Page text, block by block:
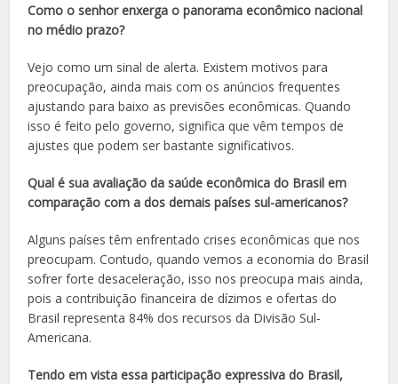
Como o senhor enxerga o panorama econômico nacional
no médio prazo?
Vejo como um sinal de alerta. Existem motivos para
preocupação, ainda mais com os anúncios frequentes
ajustando para baixo as previsões econômicas. Quando
isso é feito pelo governo, significa que vêm tempos de
ajustes que podem ser bastante significativos.
Qual é sua avaliação da saúde econômica do Brasil em
comparação com a dos demais países sul-americanos?
Alguns países têm enfrentado crises econômicas que nos
preocupam. Contudo, quando vemos a economia do Brasil
sofrer forte desaceleração, isso nos preocupa mais ainda,
pois a contribuição financeira de dízimos e ofertas do
Brasil representa 84% dos recursos da Divisão Sul-
Americana.
Tendo em vista essa participação expressiva do Brasil,